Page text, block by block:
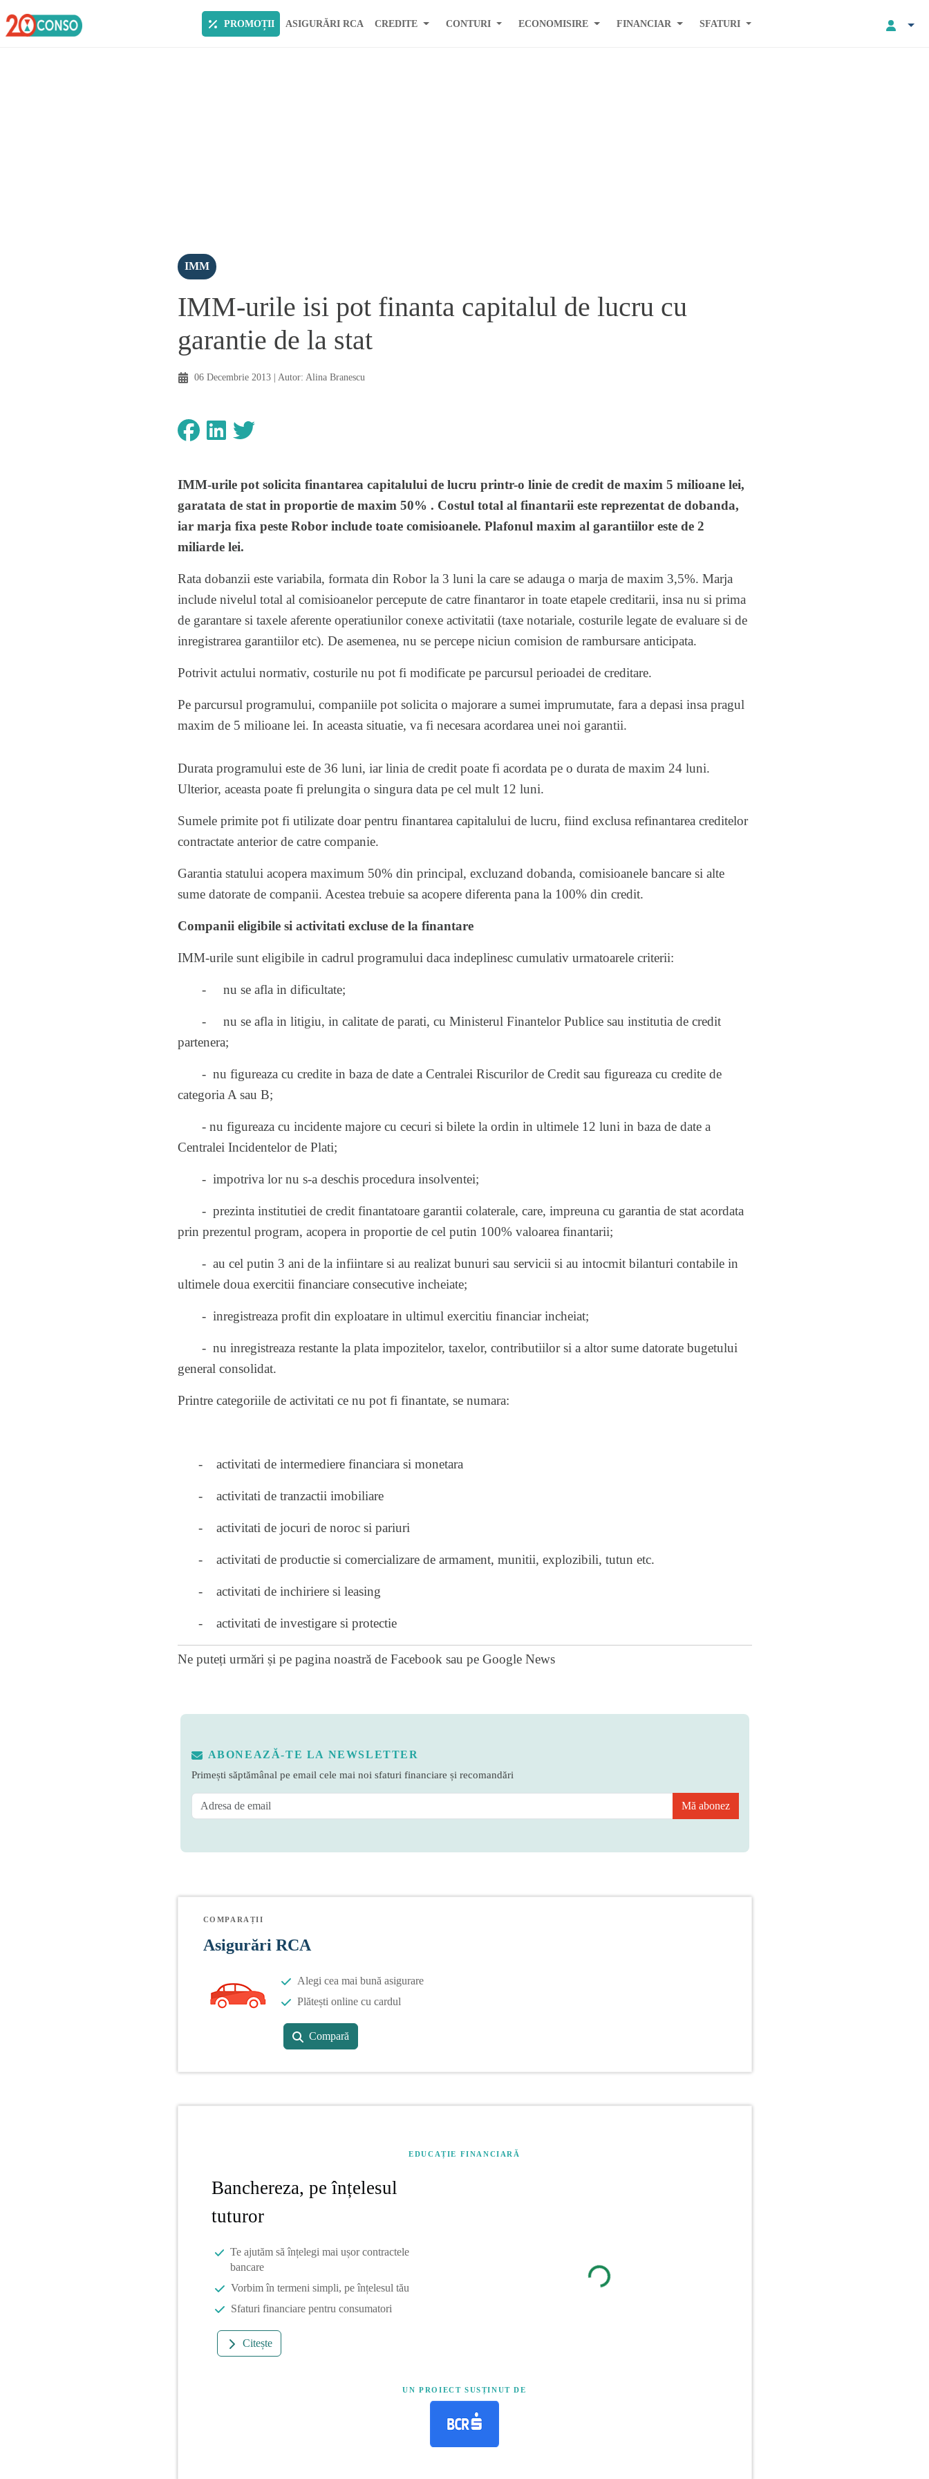
PROMOȚII ASIGURĂRI RCA CREDITE CONTURI ECONOMISIRE FINANCIAR SFATURI
IMM
IMM-urile isi pot finanta capitalul de lucru cu
garantie de la stat
06 Decembrie 2013| Autor: Alina Branescu
IMM-urile pot solicita finantarea capitalului de lucru printr-o linie de credit de maxim 5 milioane lei,
garatata de stat in proportie de maxim 50% . Costul total al finantarii este reprezentat de dobanda,
iar marja fixa peste Robor include toate comisioanele. Plafonul maxim al garantiilor este de 2
miliarde lei.
Rata dobanzii este variabila, formata din Robor la 3 luni la care se adauga o marja de maxim 3,5%. Marja
include nivelul total al comisioanelor percepute de catre finantaror in toate etapele creditarii, insa nu si prima
de garantare si taxele aferente operatiunilor conexe activitatii (taxe notariale, costurile legate de evaluare si de
inregistrarea garantiilor etc). De asemenea, nu se percepe niciun comision de rambursare anticipata.
Potrivit actului normativ, costurile nu pot fi modificate pe parcursul perioadei de creditare.
Pe parcursul programului, companiile pot solicita o majorare a sumei imprumutate, fara a depasi insa pragul
maxim de 5 milioane lei. In aceasta situatie, va fi necesara acordarea unei noi garantii.
Durata programului este de 36 luni, iar linia de credit poate fi acordata pe o durata de maxim 24 luni.
Ulterior, aceasta poate fi prelungita o singura data pe cel mult 12 luni.
Sumele primite pot fi utilizate doar pentru finantarea capitalului de lucru, fiind exclusa refinantarea creditelor
contractate anterior de catre companie.
Garantia statului acopera maximum 50% din principal, excluzand dobanda, comisioanele bancare si alte
sume datorate de companii. Acestea trebuie sa acopere diferenta pana la 100% din credit.
Companii eligibile si activitati excluse de la finantare
IMM-urile sunt eligibile in cadrul programului daca indeplinesc cumulativ urmatoarele criterii:
- nu se afla in dificultate;
- nu se afla in litigiu, in calitate de parati, cu Ministerul Finantelor Publice sau institutia de credit
partenera;
- nu figureaza cu credite in baza de date a Centralei Riscurilor de Credit sau figureaza cu credite de
categoria A sau B;
- nu figureaza cu incidente majore cu cecuri si bilete la ordin in ultimele 12 luni in baza de date a
Centralei Incidentelor de Plati;
- impotriva lor nu s-a deschis procedura insolventei;
- prezinta institutiei de credit finantatoare garantii colaterale, care, impreuna cu garantia de stat acordata
prin prezentul program, acopera in proportie de cel putin 100% valoarea finantarii;
- au cel putin 3 ani de la infiintare si au realizat bunuri sau servicii si au intocmit bilanturi contabile in
ultimele doua exercitii financiare consecutive incheiate;
- inregistreaza profit din exploatare in ultimul exercitiu financiar incheiat;
- nu inregistreaza restante la plata impozitelor, taxelor, contributiilor si a altor sume datorate bugetului
general consolidat.
Printre categoriile de activitati ce nu pot fi finantate, se numara:
- activitati de intermediere financiara si monetara
- activitati de tranzactii imobiliare
- activitati de jocuri de noroc si pariuri
- activitati de productie si comercializare de armament, munitii, explozibili, tutun etc.
- activitati de inchiriere si leasing
- activitati de investigare si protectie
Ne puteți urmări și pe pagina noastră de Facebook sau pe Google News
ABONEAZĂ-TE LA NEWSLETTER
Primești săptămânal pe email cele mai noi sfaturi financiare și recomandări
Mă abonez
COMPARAȚII
Asigurări RCA
Alegi cea mai bună asigurare
Plătești online cu cardul
Compară
EDUCAȚIE FINANCIARĂ
Banchereza, pe înțelesul
tuturor
Te ajutăm să înțelegi mai ușor contractele
bancare
Vorbim în termeni simpli, pe înțelesul tău
Sfaturi financiare pentru consumatori
Citește
UN PROIECT SUSȚINUT DE